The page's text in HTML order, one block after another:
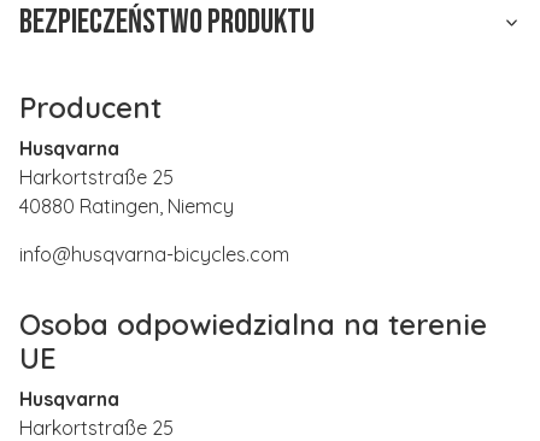
Bezpieczeństwo produktu
Producent
Husqvarna
Harkortstraße 25
40880 Ratingen, Niemcy
info@husqvarna-bicycles.com
Osoba odpowiedzialna na terenie
UE
Husqvarna
Harkortstraße 25